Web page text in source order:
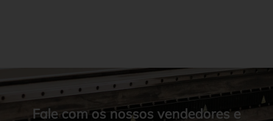
Fale com os nossos vendedores e